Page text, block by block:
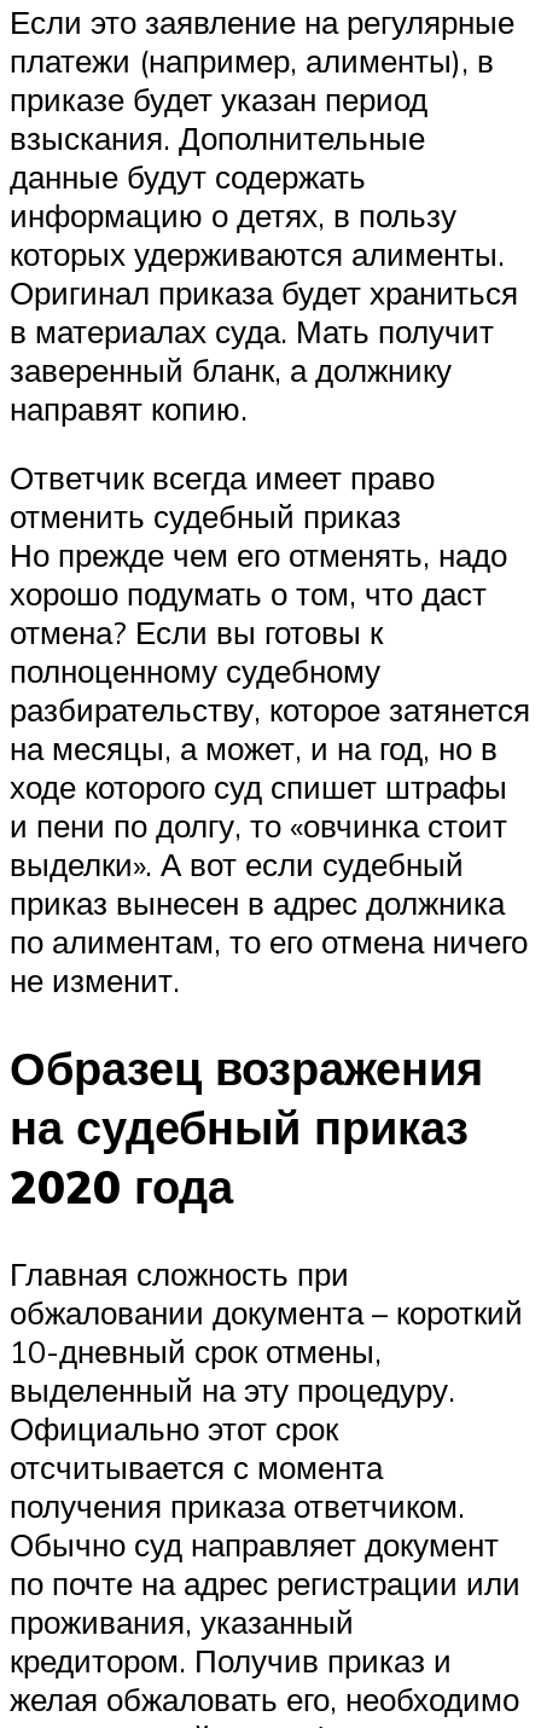
Если это заявление на регулярные
платежи (например, алименты), в
приказе будет указан период
взыскания. Дополнительные
данные будут содержать
информацию о детях, в пользу
которых удерживаются алименты.
Оригинал приказа будет храниться
в материалах суда. Мать получит
заверенный бланк, а должнику
направят копию.
Ответчик всегда имеет право
отменить судебный приказ
Но прежде чем его отменять, надо
хорошо подумать о том, что даст
отмена? Если вы готовы к
полноценному судебному
разбирательству, которое затянется
на месяцы, а может, и на год, но в
ходе которого суд спишет штрафы
и пени по долгу, то «овчинка стоит
выделки». А вот если судебный
приказ вынесен в адрес должника
по алиментам, то его отмена ничего
не изменит.
Образец возражения
на судебный приказ
2020 года
Главная сложность при
обжаловании документа – короткий
10-дневный срок отмены,
выделенный на эту процедуру.
Официально этот срок
отсчитывается с момента
получения приказа ответчиком.
Обычно суд направляет документ
по почте на адрес регистрации или
проживания, указанный
кредитором. Получив приказ и
желая обжаловать его, необходимо